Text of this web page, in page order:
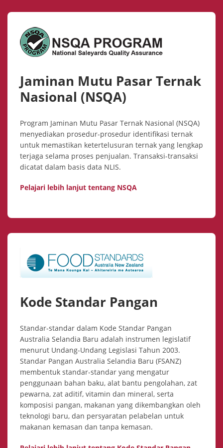
Jaminan Mutu Pasar Ternak
Nasional (NSQA)
Program Jaminan Mutu Pasar Ternak Nasional (NSQA)
menyediakan prosedur-prosedur identifikasi ternak
untuk memastikan ketertelusuran ternak yang lengkap
terjaga selama proses penjualan. Transaksi-transaksi
dicatat dalam basis data NLIS.
Pelajari lebih lanjut tentang NSQA
Kode Standar Pangan
Standar-standar dalam Kode Standar Pangan
Australia Selandia Baru adalah instrumen legislatif
menurut Undang-Undang Legislasi Tahun 2003.
Standar Pangan Australia Selandia Baru (FSANZ)
membentuk standar-standar yang mengatur
penggunaan bahan baku, alat bantu pengolahan, zat
pewarna, zat aditif, vitamin dan mineral, serta
komposisi pangan, makanan yang dikembangkan oleh
teknologi baru, dan persyaratan pelabelan untuk
makanan kemasan dan tanpa kemasan.